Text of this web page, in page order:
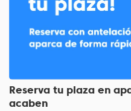
Reserva tu plaza en
acaben